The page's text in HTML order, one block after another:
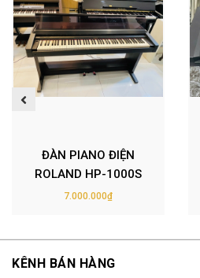
ĐÀN PIANO ĐIỆN
ROLAND HP-1000S
7.000.000₫
KÊNH BÁN HÀNG